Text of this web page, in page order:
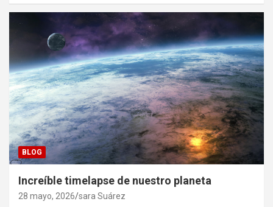
BLOG
Increíble timelapse de nuestro planeta
28 mayo, 2026 sara Suárez